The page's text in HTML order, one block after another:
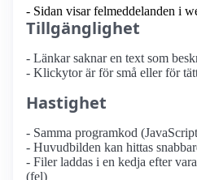
- Sidan visar felmeddelanden i
Tillgänglighet
- Länkar saknar en text som
- Klickytor är för små eller för
Hastighet
- Samma programkod
- Huvudbilden kan hittas
- Filer laddas i en kedja efter
(fel)